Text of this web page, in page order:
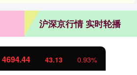
沪深京行情 实时轮播
4694.44 43.13 0.93%